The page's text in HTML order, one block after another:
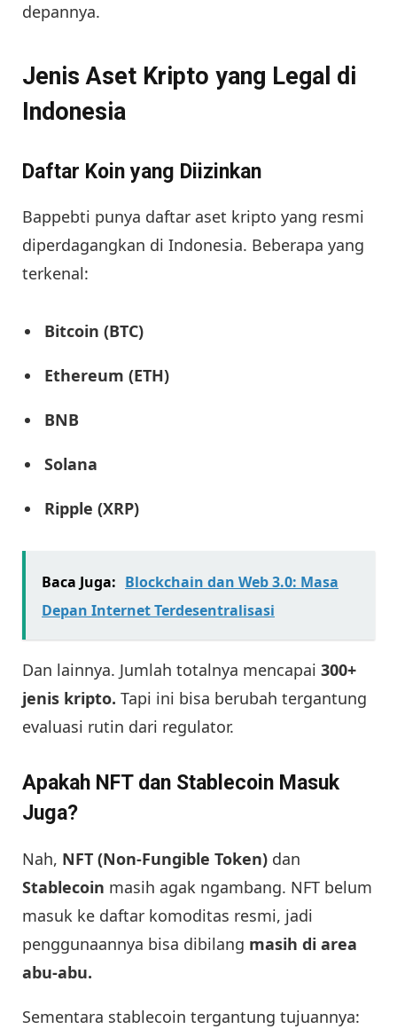
depannya.
Jenis Aset Kripto yang Legal di
Indonesia
Daftar Koin yang Diizinkan
Bappebti punya daftar aset kripto yang resmi
diperdagangkan di Indonesia. Beberapa yang
terkenal:
Bitcoin (BTC)
Ethereum (ETH)
BNB
Solana
Ripple (XRP)
Baca Juga: Blockchain dan Web 3.0: Masa
Depan Internet Terdesentralisasi
Dan lainnya. Jumlah totalnya mencapai 300+
jenis kripto. Tapi ini bisa berubah tergantung
evaluasi rutin dari regulator.
Apakah NFT dan Stablecoin Masuk
Juga?
Nah, NFT (Non-Fungible Token) dan
Stablecoin masih agak ngambang. NFT belum
masuk ke daftar komoditas resmi, jadi
penggunaannya bisa dibilang masih di area
abu-abu.
Sementara stablecoin tergantung tujuannya: